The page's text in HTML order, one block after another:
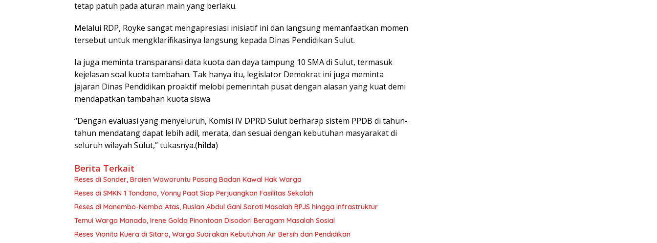
tetap patuh pada aturan main yang berlaku.
​Melalui RDP, Royke sangat mengapresiasi inisiatif ini dan langsung memanfaatkan momen
tersebut untuk mengklarifikasinya langsung kepada Dinas Pendidikan Sulut.
Ia juga meminta transparansi data kuota dan daya tampung 10 SMA di Sulut, termasuk
kejelasan soal kuota tambahan. Tak hanya itu, legislator Demokrat ini juga meminta
jajaran Dinas Pendidikan proaktif melobi pemerintah pusat dengan alasan yang kuat demi
mendapatkan tambahan kuota siswa
“Dengan evaluasi yang menyeluruh, Komisi IV DPRD Sulut berharap sistem PPDB di tahun-
tahun mendatang dapat lebih adil, merata, dan sesuai dengan kebutuhan masyarakat di
seluruh wilayah Sulut,” tukasnya.(hilda)
Berita Terkait
Reses di Sonder, Braien Waworuntu Pasang Badan Kawal Hak Warga
Reses di SMKN 1 Tondano, Vonny Paat Siap Perjuangkan Fasilitas Sekolah
Reses di Manembo-Nembo Atas, Ruslan Abdul Gani Soroti Masalah BPJS hingga Infrastruktur
Temui ​Warga Manado, Irene Golda Pinontoan Disodori Beragam Masalah Sosial
Reses Vionita Kuera di Sitaro, Warga Suarakan Kebutuhan Air Bersih dan Pendidikan